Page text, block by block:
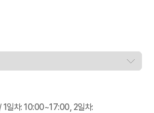
1일차: 10:00~17:00, 2일차: